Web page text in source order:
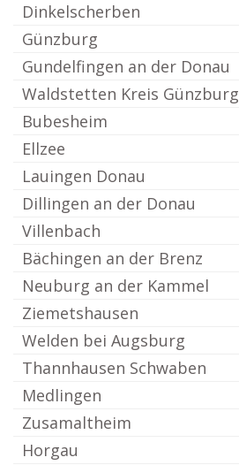
Dinkelscherben
Günzburg
Gundelfingen an der Donau
Waldstetten Kreis Günzburg
Bubesheim
Ellzee
Lauingen Donau
Dillingen an der Donau
Villenbach
Bächingen an der Brenz
Neuburg an der Kammel
Ziemetshausen
Welden bei Augsburg
Thannhausen Schwaben
Medlingen
Zusamaltheim
Horgau